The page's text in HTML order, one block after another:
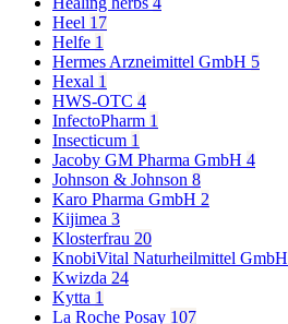
Heel 17
Helfe 1
Hermes Arzneimittel GmbH 5
Hexal 1
HWS-OTC 4
InfectoPharm 1
Insecticum 1
Jacoby GM Pharma GmbH 4
Johnson & Johnson 8
Karo Pharma GmbH 2
Kijimea 3
Klosterfrau 20
KnobiVital Naturheilmittel GmbH
Kwizda 24
Kytta 1
La Roche Posay 107